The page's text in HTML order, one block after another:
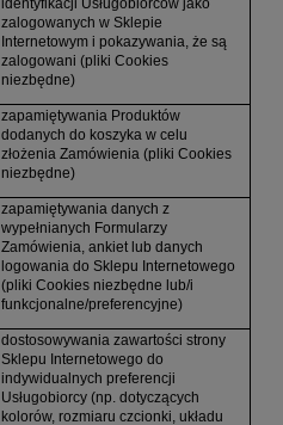
identyfikacji Usługobiorców jako
zalogowanych w Sklepie
Internetowym i pokazywania, że są
zalogowani (pliki Cookies
niezbędne)
zapamiętywania Produktów
dodanych do koszyka w celu
złożenia Zamówienia (pliki Cookies
niezbędne)
zapamiętywania danych z
wypełnianych Formularzy
Zamówienia, ankiet lub danych
logowania do Sklepu Internetowego
(pliki Cookies niezbędne lub/i
funkcjonalne/preferencyjne)
dostosowywania zawartości strony
Sklepu Internetowego do
indywidualnych preferencji
Usługobiorcy (np. dotyczących
kolorów, rozmiaru czcionki, układu